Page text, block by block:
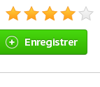
Enregistrer